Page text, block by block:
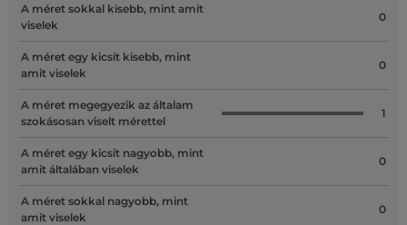
A méret sokkal kisebb, mint amit
viselek
0
A méret egy kicsit kisebb, mint
amit viselek
0
A méret megegyezik az általam
szokásosan viselt mérettel
1
A méret egy kicsit nagyobb, mint
amit általában viselek
0
A méret sokkal nagyobb, mint
amit viselek
0